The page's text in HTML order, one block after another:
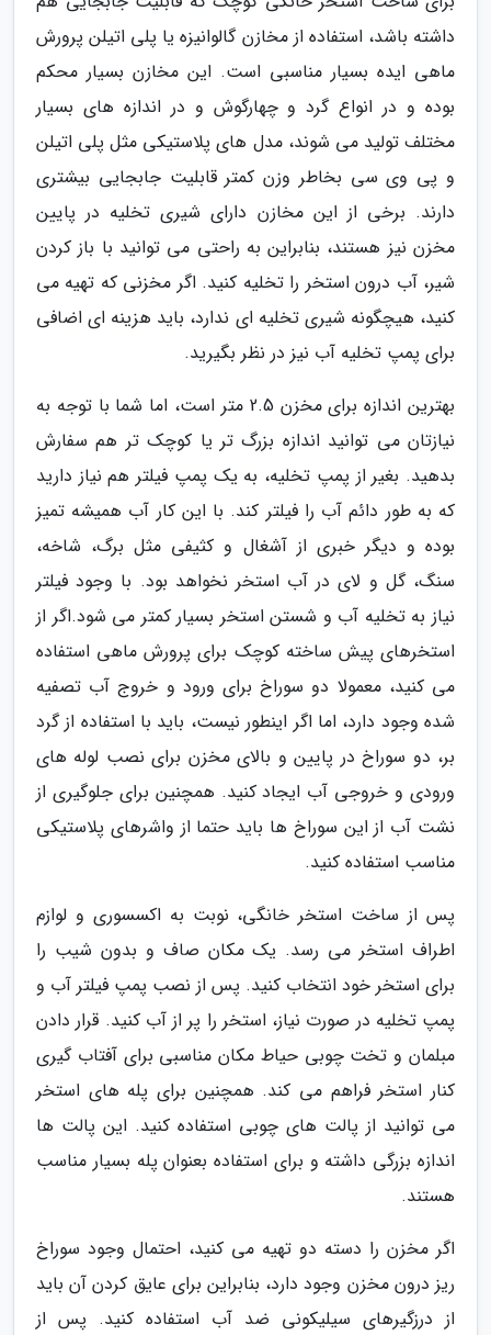
داشته باشد، استفاده از مخازن گالوانیزه یا پلی اتیلن پرورش
ماهی ایده بسیار مناسبی است. این مخازن بسیار محکم
بوده و در انواع گرد و چهارگوش و در اندازه های بسیار
مختلف تولید می شوند، مدل های پلاستیکی مثل پلی اتیلن
و پی وی سی بخاطر وزن کمتر قابلیت جابجایی بیشتری
دارند. برخی از این مخازن دارای شیری تخلیه در پایین
مخزن نیز هستند، بنابراین به راحتی می توانید با باز کردن
شیر، آب درون استخر را تخلیه کنید. اگر مخزنی که تهیه می
کنید، هیچگونه شیری تخلیه ای ندارد، باید هزینه ای اضافی
برای پمپ تخلیه آب نیز در نظر بگیرید.
بهترین اندازه برای مخزن 2.5 متر است، اما شما با توجه به
نیازتان می توانید اندازه بزرگ تر یا کوچک تر هم سفارش
بدهید. بغیر از پمپ تخلیه، به یک پمپ فیلتر هم نیاز دارید
که به طور دائم آب را فیلتر کند. با این کار آب همیشه تمیز
بوده و دیگر خبری از آشغال و کثیفی مثل برگ، شاخه،
سنگ، گل و لای در آب استخر نخواهد بود. با وجود فیلتر
نیاز به تخلیه آب و شستن استخر بسیار کمتر می شود.اگر از
استخرهای پیش ساخته کوچک برای پرورش ماهی استفاده
می کنید، معمولا دو سوراخ برای ورود و خروج آب تصفیه
شده وجود دارد، اما اگر اینطور نیست، باید با استفاده از گرد
بر، دو سوراخ در پایین و بالای مخزن برای نصب لوله های
ورودی و خروجی آب ایجاد کنید. همچنین برای جلوگیری از
نشت آب از این سوراخ ها باید حتما از واشرهای پلاستیکی
مناسب استفاده کنید.
پس از ساخت استخر خانگی، نوبت به اکسسوری و لوازم
اطراف استخر می رسد. یک مکان صاف و بدون شیب را
برای استخر خود انتخاب کنید. پس از نصب پمپ فیلتر آب و
پمپ تخلیه در صورت نیاز، استخر را پر از آب کنید. قرار دادن
مبلمان و تخت چوبی حیاط مکان مناسبی برای آفتاب گیری
کنار استخر فراهم می کند. همچنین برای پله های استخر
می توانید از پالت های چوبی استفاده کنید. این پالت ها
اندازه بزرگی داشته و برای استفاده بعنوان پله بسیار مناسب
هستند.
اگر مخزن را دسته دو تهیه می کنید، احتمال وجود سوراخ
ریز درون مخزن وجود دارد، بنابراین برای عایق کردن آن باید
از درزگیرهای سیلیکونی ضد آب استفاده کنید. پس از